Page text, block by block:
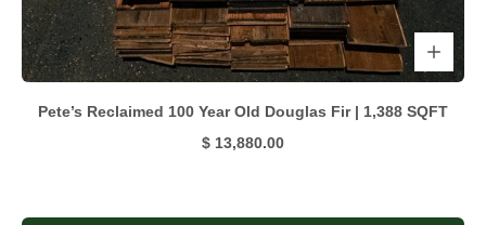
Pete’s Reclaimed 100 Year Old Douglas Fir | 1,388 SQFT
$ 13,880.00